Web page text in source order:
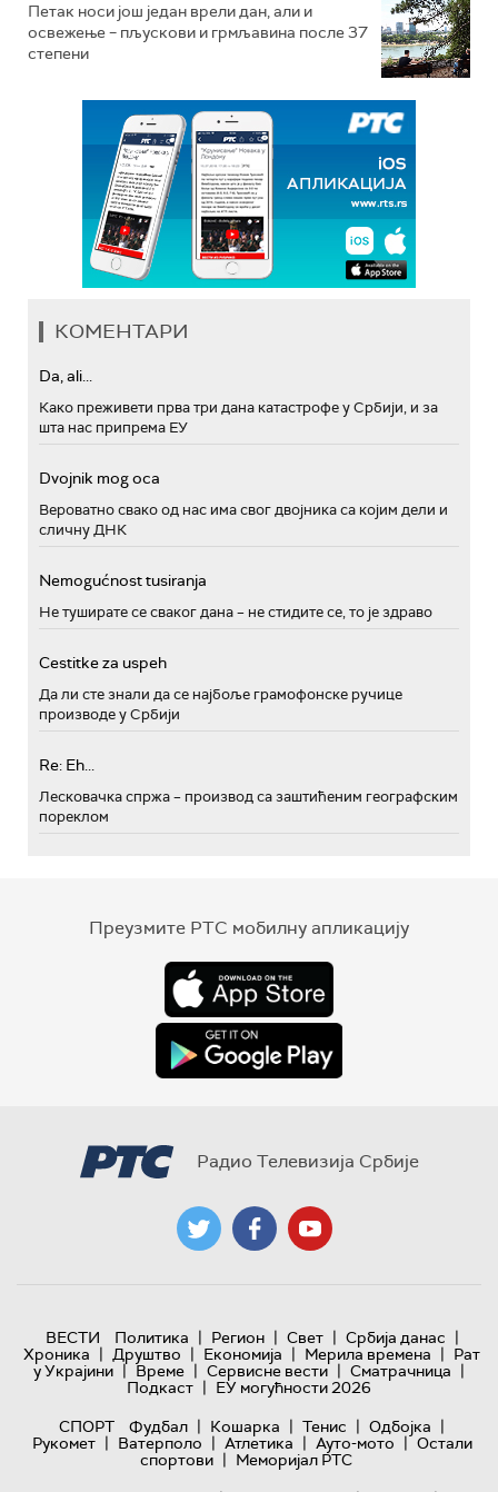
Петак носи још један врели дан, али и
освежење – пљускови и грмљавина после 37
степени
КОМЕНТАРИ
Da, ali...
Како преживети прва три дана катастрофе у Србији, и за
шта нас припрема ЕУ
Dvojnik mog oca
Вероватно свако од нас има свог двојника са којим дели и
сличну ДНК
Nemogućnost tusiranja
Не туширате се сваког дана – не стидите се, то је здраво
Cestitke za uspeh
Да ли сте знали да се најбоље грамофонске ручице
производе у Србији
Re: Eh...
Лесковачка спржа – производ са заштићеним географским
пореклом
Преузмите РТС мобилну апликацију
Радио Телевизија Србије
ВЕСТИ Политика | Регион | Свет | Србија данас |
Хроника | Друштво | Економија | Мерила времена | Рат
у Украјини | Време | Сервисне вести | Сматрачница |
Подкаст | ЕУ могућности 2026
СПОРТ
Фудбал | Кошарка | Тенис | Одбојка |
Рукомет | Ватерполо | Атлетика | Ауто-мото | Остали
спортови | Меморијал РТС